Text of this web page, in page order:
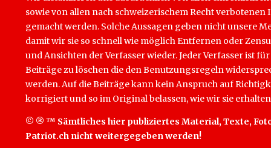
sowie von allen nach schweizerischem Recht
gemacht werden. Solche Aussagen geben nicht unsere
damit wir sie so schnell wie möglich Entfernen oder
und Ansichten der Verfasser wieder. Jeder Verfasser ist
Beiträge zu löschen die den Benutzungsregeln
werden. Auf die Beiträge kann kein Anspruch auf
korrigiert und so im Original belassen, wie wir sie
© ® ™ Sämtliches hier publiziertes Material, Texte,
Patriot.ch nicht weitergegeben werden!